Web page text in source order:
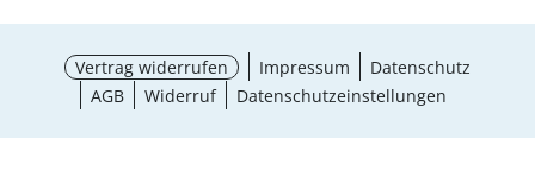
Vertrag widerrufen Impressum
Datenschutz
AGB
Widerruf Datenschutzeinstellungen